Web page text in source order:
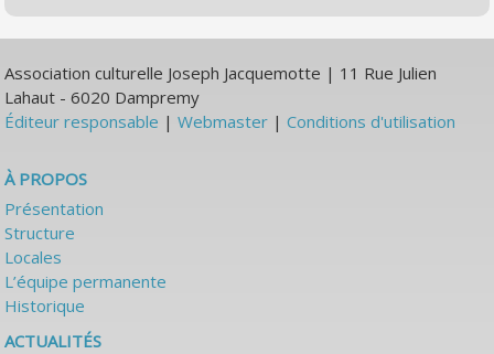
Association culturelle Joseph Jacquemotte | 11 Rue Julien
Lahaut - 6020 Dampremy
Éditeur responsable |Webmaster |Conditions d'utilisation
À PROPOS
Présentation
Structure
Locales
L’équipe permanente
Historique
ACTUALITÉS